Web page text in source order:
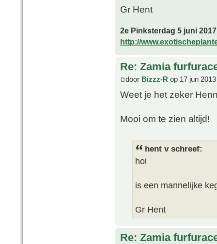
Gr Hent
2e Pinksterdag 5 juni
http://
Re: Zamia
door Bizzz-R op 17 jun
Weet je het zeker
Mooi om te zien altijd!
hent v schreef:
hoi
is een mannelijke
Gr Hent
Re: Zamia